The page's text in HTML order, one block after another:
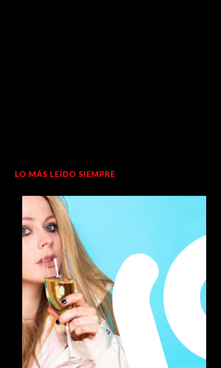
LO MÁS LEÍDO SIEMPRE